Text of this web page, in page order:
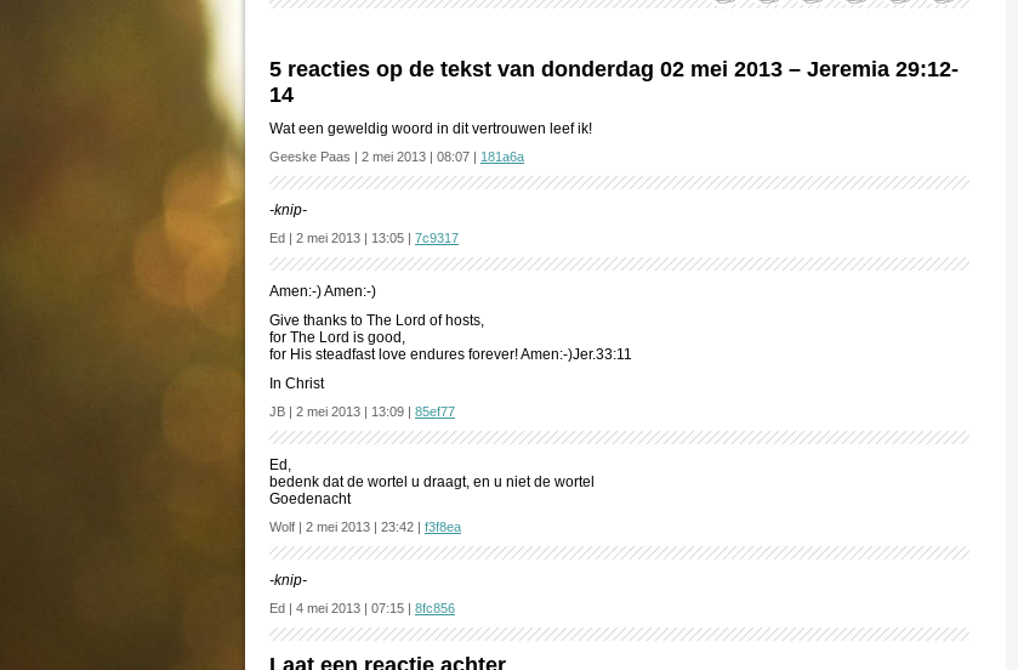
5 reacties op de tekst van donderdag 02 mei 2013 – Jeremia 29:12-
14
Wat een geweldig woord in dit vertrouwen leef ik!
Geeske Paas | 2 mei 2013 | 08:07 | 181a6a
-knip-
Ed | 2 mei 2013 | 13:05 | 7c9317
Amen:-) Amen:-)
Give thanks to The Lord of hosts,
for The Lord is good,
for His steadfast love endures forever! Amen:-)Jer.33:11
In Christ
JB | 2 mei 2013 | 13:09 | 85ef77
Ed,
bedenk dat de wortel u draagt, en u niet de wortel
Goedenacht
Wolf | 2 mei 2013 | 23:42 | f3f8ea
-knip-
Ed | 4 mei 2013 | 07:15 | 8fc856
Laat een reactie achter